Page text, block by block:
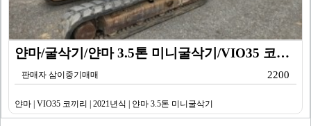
얀마/굴삭기/얀마 3.5톤 미니굴삭기/VIO35 코끼리…
판매자 삼이중기매매 2200
얀마 | VIO35 코끼리 | 2021년식 | 얀마 3.5톤 미니굴삭기